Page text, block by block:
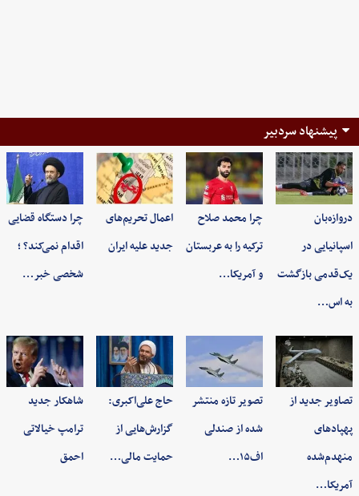
پیشنهاد سردبیر
دروازه‌بان
اسپانیایی در
یک‌قدمی بازگشت
به اس…
چرا محمد صلاح
ترکیه را به عربستان
و آمریکا…
اعمال تحریم‌های
جدید علیه ایران
چرا دستگاه قضایی
اقدام نمی‌کند؟ ؛
شخصی خبر…
تصاویر جدید از
پهپادهای
منهدم‌شده
آمریکا…
تصویر تازه منتشر
شده از صندلی
اف۱۵…
حاج علی‌اکبری:
گزارش‌هایی از
حمایت مالی…
شاهکار جدید
ترامپ خیالاتی
احمق